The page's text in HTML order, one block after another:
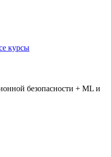
курсы
безопасности + ML и